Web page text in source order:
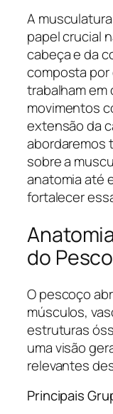
A
papel crucial
cabeça e da
composta
trabalham
movimentos
extensão da
abordaremos
sobre a
anatomia até
fortalecer
do
O pescoço
músculos,
estruturas
uma visão
relevantes
Principais